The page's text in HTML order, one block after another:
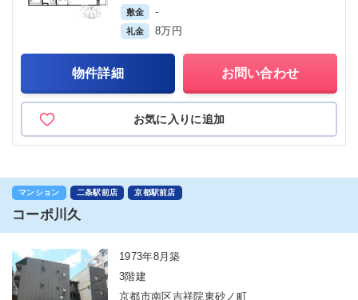
敷金 -
礼金 8万円
物件詳細 お問い合わせ
お気に入りに追加
マンション 二条駅前店 京都駅前店
コーポ川久
1973年8月築
3階建
京都市南区吉祥院東砂ノ町